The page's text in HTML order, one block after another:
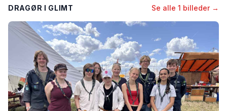
DRAGØR I GLIMT Se alle 1 billeder →